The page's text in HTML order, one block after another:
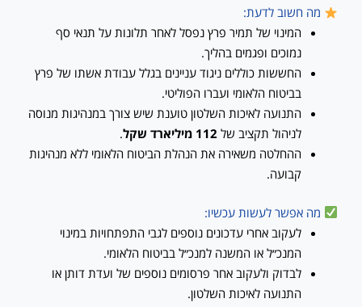
מה חשוב לדעת:
המינוי של תמיר פרץ נפסל לאחר תלונות על תנאי סף
נמוכים ופגמים בהליך.
החששות כוללים ניגוד עניינים בגלל עבודת אשתו של פרץ
בביטוח הלאומי ועברו הפוליטי.
התנועה לאיכות השלטון טוענת שיש צורך במנהיגות מנוסה
לניהול תקציב של 112 מיליארד שקל
.
ההחלטה משאירה את הנהלת הביטוח הלאומי ללא מנהיגות
קבועה.
מה אפשר לעשות עכשיו:
לעקוב אחרי עדכונים נוספים לגבי התפתחויות במינוי
המנכ״ל או המשנה למנכ״ל בביטוח הלאומי.
לבדוק ולעקוב אחר פרסומים נוספים של ועדת דותן או
התנועה לאיכות השלטון.